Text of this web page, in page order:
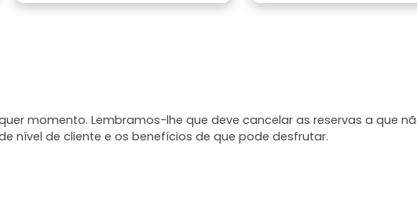
momento. Lembramos-lhe que deve cancelar as reservas a que
nível de cliente e os benefícios de que pode desfrutar.